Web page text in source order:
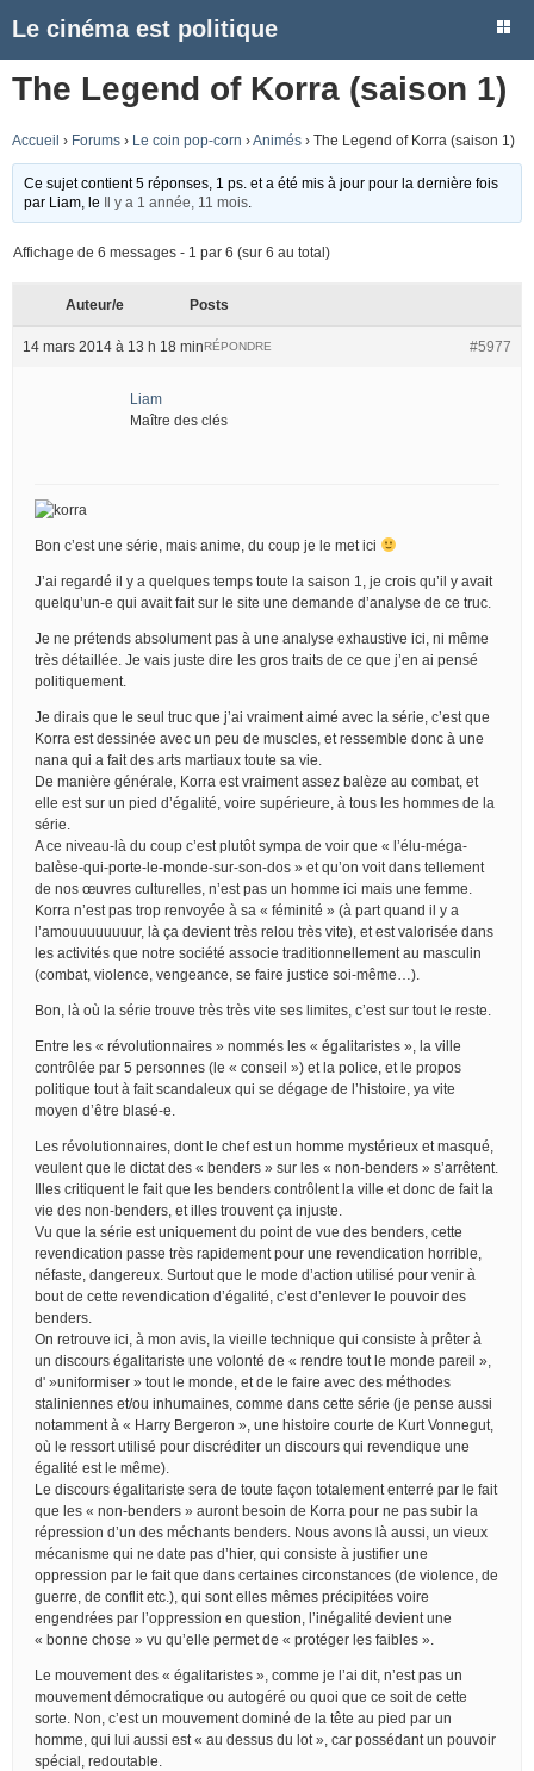
Le cinéma est politique
The Legend of Korra (saison 1)
Accueil › Forums › Le coin pop-corn ›Animés › The Legend of Korra (saison 1)
Ce sujet contient 5 réponses, 1 ps. et a été mis à jour pour la dernière fois
par Liam , le Il y a 1 année, 11 mois
Affichage de 6 messages - 1 par 6 (sur 6 au total)
Auteur/e Posts
14 mars 2014 à 13 h 18 min #5977
RÉPONDRE
Liam
Maître des clés
Bon c’est une série, mais anime, du coup je le met ici
J’ai regardé il y a quelques temps toute la saison 1, je crois qu’il y avait
quelqu’un-e qui avait fait sur le site une demande d’analyse de ce truc.
Je ne prétends absolument pas à une analyse exhaustive ici, ni même
très détaillée. Je vais juste dire les gros traits de ce que j’en ai pensé
politiquement.
Je dirais que le seul truc que j’ai vraiment aimé avec la série, c’est que
Korra est dessinée avec un peu de muscles, et ressemble donc à une
nana qui a fait des arts martiaux toute sa vie.
De manière générale, Korra est vraiment assez balèze au combat, et
elle est sur un pied d’égalité, voire supérieure, à tous les hommes de la
série.
A ce niveau-là du coup c’est plutôt sympa de voir que « l’élu-méga-
balèse-qui-porte-le-monde-sur-son-dos » et qu’on voit dans tellement
de nos œuvres culturelles, n’est pas un homme ici mais une femme.
Korra n’est pas trop renvoyée à sa « féminité » (à part quand il y a
l’amouuuuuuuur, là ça devient très relou très vite), et est valorisée dans
les activités que notre société associe traditionnellement au masculin
(combat, violence, vengeance, se faire justice soi-même…).
Bon, là où la série trouve très très vite ses limites, c’est sur tout le reste.
Entre les « révolutionnaires » nommés les « égalitaristes », la ville
contrôlée par 5 personnes (le « conseil ») et la police, et le propos
politique tout à fait scandaleux qui se dégage de l’histoire, ya vite
moyen d’être blasé-e.
Les révolutionnaires, dont le chef est un homme mystérieux et masqué,
veulent que le dictat des « benders » sur les « non-benders » s’arrêtent.
Illes critiquent le fait que les benders contrôlent la ville et donc de fait la
vie des non-benders, et illes trouvent ça injuste.
Vu que la série est uniquement du point de vue des benders, cette
revendication passe très rapidement pour une revendication horrible,
néfaste, dangereux. Surtout que le mode d’action utilisé pour venir à
bout de cette revendication d’égalité, c’est d’enlever le pouvoir des
benders.
On retrouve ici, à mon avis, la vieille technique qui consiste à prêter à
un discours égalitariste une volonté de « rendre tout le monde pareil »,
d' »uniformiser » tout le monde, et de le faire avec des méthodes
staliniennes et/ou inhumaines, comme dans cette série (je pense aussi
notamment à « Harry Bergeron », une histoire courte de Kurt Vonnegut,
où le ressort utilisé pour discréditer un discours qui revendique une
égalité est le même).
Le discours égalitariste sera de toute façon totalement enterré par le fait
que les « non-benders » auront besoin de Korra pour ne pas subir la
répression d’un des méchants benders. Nous avons là aussi, un vieux
mécanisme qui ne date pas d’hier, qui consiste à justifier une
oppression par le fait que dans certaines circonstances (de violence, de
guerre, de conflit etc.), qui sont elles mêmes précipitées voire
engendrées par l’oppression en question, l’inégalité devient une
« bonne chose » vu qu’elle permet de « protéger les faibles ».
Le mouvement des « égalitaristes », comme je l’ai dit, n’est pas un
mouvement démocratique ou autogéré ou quoi que ce soit de cette
sorte. Non, c’est un mouvement dominé de la tête au pied par un
homme, qui lui aussi est « au dessus du lot », car possédant un pouvoir
spécial, redoutable.